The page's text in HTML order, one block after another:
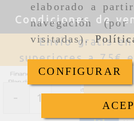
elaborado a
navegación
visitadas).
CONFIGURAR
- +
Condiciones de
Envío gratis
superiores a 120€